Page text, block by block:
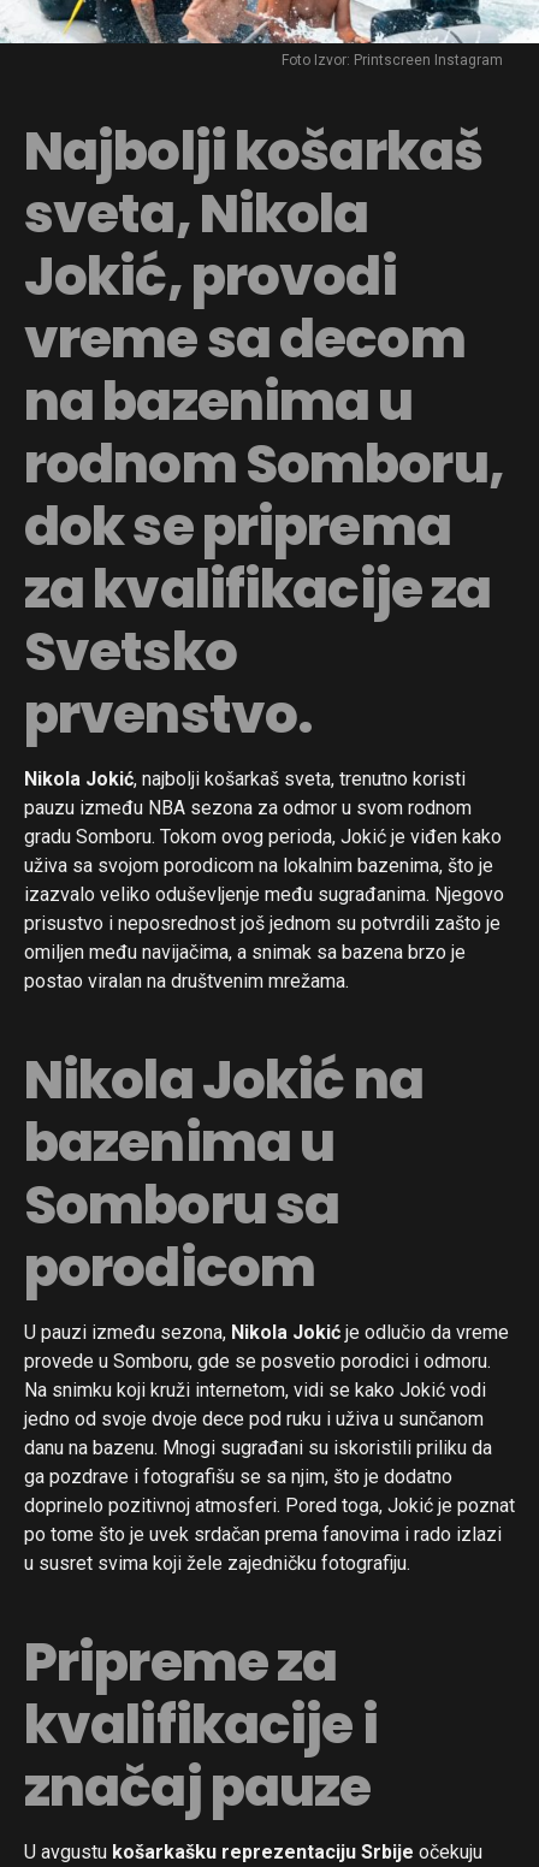
Foto Izvor: Printscreen Instagram
Najbolji košarkaš
sveta, Nikola
Jokić, provodi
vreme sa decom
na bazenima u
rodnom Somboru,
dok se priprema
za kvalifikacije za
Svetsko
prvenstvo.
Nikola Jokić, najbolji košarkaš sveta, trenutno koristi
pauzu između NBA sezona za odmor u svom rodnom
gradu Somboru. Tokom ovog perioda, Jokić je viđen kako
uživa sa svojom porodicom na lokalnim bazenima, što je
izazvalo veliko oduševljenje među sugrađanima. Njegovo
prisustvo i neposrednost još jednom su potvrdili zašto je
omiljen među navijačima, a snimak sa bazena brzo je
postao viralan na društvenim mrežama.
Nikola Jokić na
bazenima u
Somboru sa
porodicom
U pauzi između sezona, Nikola Jokić je odlučio da vreme
provede u Somboru, gde se posvetio porodici i odmoru.
Na snimku koji kruži internetom, vidi se kako Jokić vodi
jedno od svoje dvoje dece pod ruku i uživa u sunčanom
danu na bazenu. Mnogi sugrađani su iskoristili priliku da
ga pozdrave i fotografišu se sa njim, što je dodatno
doprinelo pozitivnoj atmosferi. Pored toga, Jokić je poznat
po tome što je uvek srdačan prema fanovima i rado izlazi
u susret svima koji žele zajedničku fotografiju.
Pripreme za
kvalifikacije i
značaj pauze
U avgustu košarkašku reprezentaciju Srbije očekuju